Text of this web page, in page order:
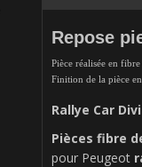
Repose
Pièce réalisée en
Finition de la pièce
Rallye Car
Pièces fibre
pour Peugeot